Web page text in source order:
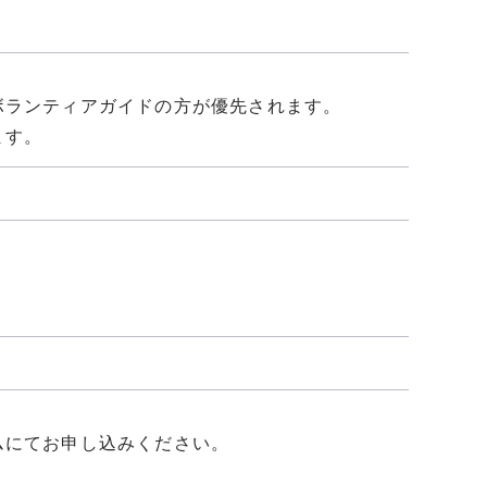
ンティアガイドの方が優先されます。
。
てお申し込みください。